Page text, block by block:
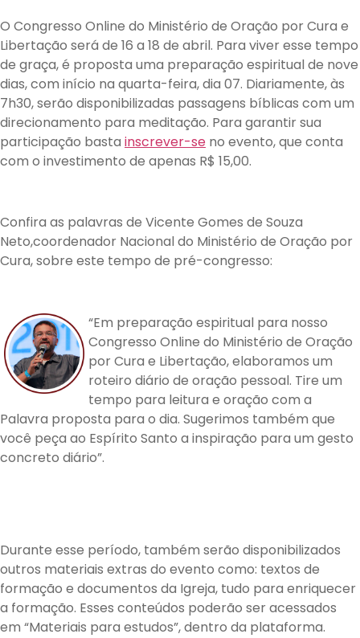
O Congresso Online do Ministério de Oração por Cura e
Libertação será de 16 a 18 de abril. Para viver esse tempo
de graça, é proposta uma preparação espiritual de nove
dias, com início na quarta-feira, dia 07. Diariamente, às
7h30, serão disponibilizadas passagens bíblicas com um
direcionamento para meditação. Para garantir sua
participação basta inscrever-se no evento, que conta
com o investimento de apenas R$ 15,00.
Confira as palavras de Vicente Gomes de Souza
Neto,coordenador Nacional do Ministério de Oração por
Cura, sobre este tempo de pré-congresso:
“Em preparação espiritual para nosso
Congresso Online do Ministério de Oração
por Cura e Libertação, elaboramos um
roteiro diário de oração pessoal. Tire um
tempo para leitura e oração com a
Palavra proposta para o dia. Sugerimos também que
você peça ao Espírito Santo a inspiração para um gesto
concreto diário”.
Durante esse período, também serão disponibilizados
outros materiais extras do evento como: textos de
formação e documentos da Igreja, tudo para enriquecer
a formação. Esses conteúdos poderão ser acessados
em “Materiais para estudos”, dentro da plataforma.